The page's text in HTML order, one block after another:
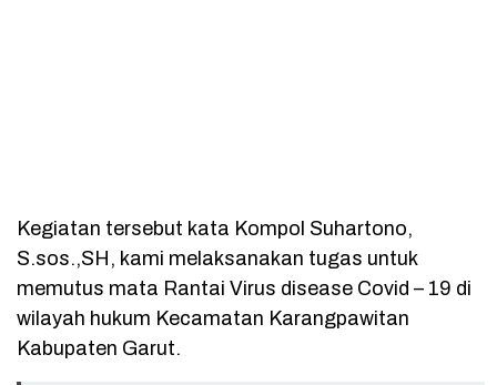
Kegiatan tersebut kata Kompol Suhartono,
S.sos.,SH, kami melaksanakan tugas untuk
memutus mata Rantai Virus disease Covid – 19 di
wilayah hukum Kecamatan Karangpawitan
Kabupaten Garut.